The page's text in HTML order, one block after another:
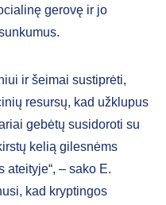
gerovę ir jo
ir šeimai sustiprėti,
resursų, kad užklupus
gebė­tų susidoroti su
kelią gilesnėms
ateityje“, – sako E.
kad kryptingos